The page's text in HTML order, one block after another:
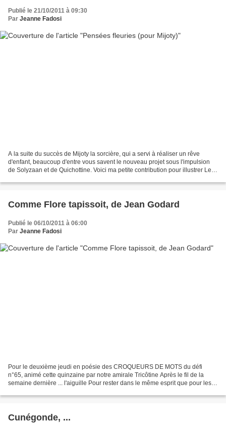
Publié le 21/10/2011 à 09:30
Par Jeanne Fadosi
A la suite du succès de Mijoty la sorcière, qui a servi à réaliser un rêve
d'enfant, beaucoup d'entre vous savent le nouveau projet sous l'impulsion
de Solyzaan et de Quichottine. Voici ma petite contribution pour illustrer Le
Comme Flore tapissoit, de Jean Godard
Publié le 06/10/2011 à 06:00
Par Jeanne Fadosi
Pour le deuxième jeudi en poésie des CROQUEURS DE MOTS du défi
n°65, animé cette quinzaine par notre amirale Tricôtine Après le fil de la
semaine dernière ... l'aiguille Pour rester dans le même esprit que pour les
Cunégonde, ...